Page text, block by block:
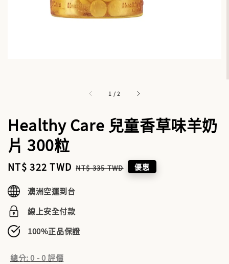
1 /2
Healthy Care 兒童香草味羊奶
片 300粒
Sale
NT$ 322 TWD Regular
NT$ 335 TWD 優惠
澳洲空運到台
線上安全付款
100%正品保證
總分:0 -0評價